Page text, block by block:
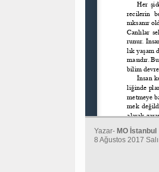
Yazar- MO İstanbul
8 Ağustos 2017 Salı